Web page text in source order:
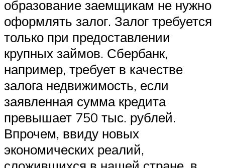
образование заемщикам не нужно
оформлять залог. Залог требуется
только при предоставлении
крупных займов. Сбербанк,
например, требует в качестве
залога недвижимость, если
заявленная сумма кредита
превышает 750 тыс. рублей.
Впрочем, ввиду новых
экономических реалий,